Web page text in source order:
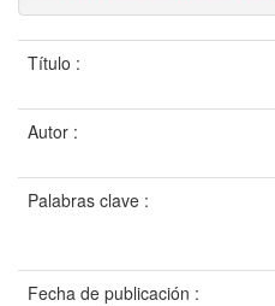
Título :
Autor :
Palabras clave :
Fecha de publicación :